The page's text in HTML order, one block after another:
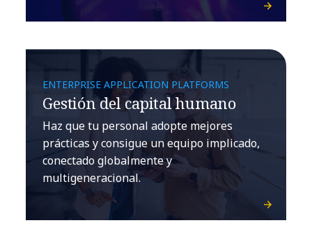
ENTERPRISE APPLICATION PLATFORMS
Gestión del capital humano
Haz que tu personal adopte mejores
prácticas y consigue un equipo implicado,
conectado globalmente y
multigeneracional.